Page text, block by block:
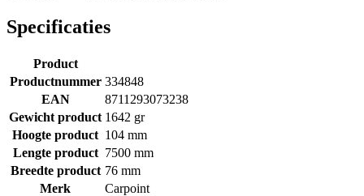
Specificaties
Product
Productnummer 334848
EAN
8711293073238
Gewicht product 1642 gr
Hoogte product 104 mm
Lengte product 7500 mm
Breedte product 76 mm
Merk
Carpoint